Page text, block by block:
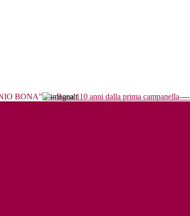
----Bona 110 anni dalla prima campanella----